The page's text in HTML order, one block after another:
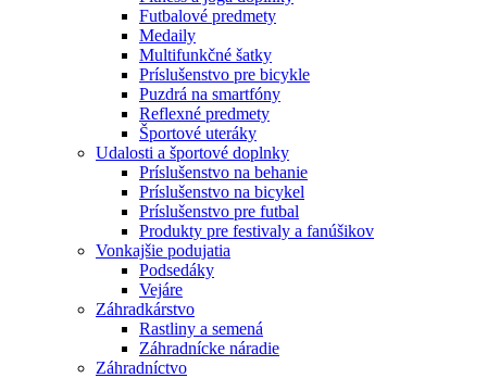
Futbalové predmety
Medaily
Multifunkčné šatky
Príslušenstvo pre bicykle
Puzdrá na smartfóny
Reflexné predmety
Športové uteráky
Udalosti a športové doplnky
Príslušenstvo na behanie
Príslušenstvo na bicykel
Príslušenstvo pre futbal
Produkty pre festivaly a fanúšikov
Vonkajšie podujatia
Podsedáky
Vejáre
Záhradkárstvo
Rastliny a semená
Záhradnícke náradie
Záhradníctvo